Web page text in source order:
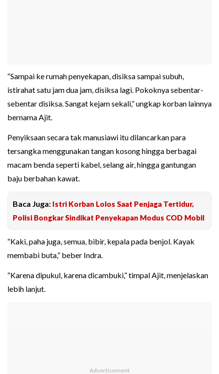
“Sampai ke rumah penyekapan, disiksa sampai subuh,
istirahat satu jam dua jam, disiksa lagi. Pokoknya sebentar-
sebentar disiksa. Sangat kejam sekali,” ungkap korban lainnya
bernama Ajit.
Penyiksaan secara tak manusiawi itu dilancarkan para
tersangka menggunakan tangan kosong hingga berbagai
macam benda seperti kabel, selang air, hingga gantungan
baju berbahan kawat.
Baca Juga: Istri Korban Lolos Saat Penjaga Tertidur,
Polisi Bongkar Sindikat Penyekapan Modus COD Mobil
“Kaki, paha juga, semua, bibir, kepala pada benjol. Kayak
membabi buta,” beber Indra.
“Karena dipukul, karena dicambuki,” timpal Ajit, menjelaskan
lebih lanjut.